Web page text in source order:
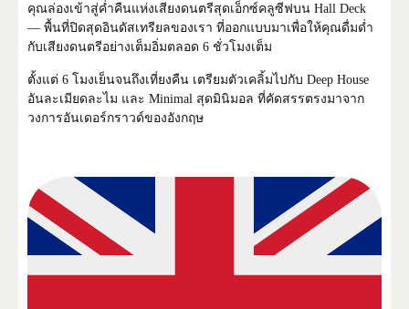
คุณล่องเข้าสู่ค่ำคืนแห่งเสียงดนตรีสุดเอ็กซ์คลูซีฟบน Hall Deck
— พื้นที่ปิดสุดอินดัสเทรียลของเรา ที่ออกแบบมาเพื่อให้คุณดื่มด่ำ
กับเสียงดนตรีอย่างเต็มอิ่มตลอด 6 ชั่วโมงเต็ม
ตั้งแต่ 6 โมงเย็นจนถึงเที่ยงคืน เตรียมตัวเคลิ้มไปกับ Deep House
อันละเมียดละไม และ Minimal สุดมินิมอล ที่คัดสรรตรงมาจาก
วงการอันเดอร์กราวด์ของอังกฤษ